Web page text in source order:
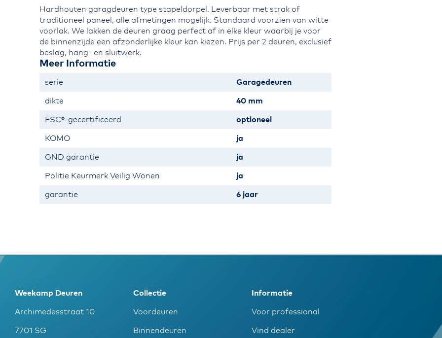
Hardhouten garagdeuren type stapeldorpel. Leverbaar met strak of
traditioneel paneel, alle afmetingen mogelijk. Standaard voorzien van witte
voorlak. We lakken de deuren graag perfect af in elke kleur waarbij je voor
de binnenzijde een afzonderlijke kleur kan kiezen. Prijs per 2 deuren, exclusief
beslag, hang- en sluitwerk.
Meer Informatie
Meer
serie Garagedeuren
dikte 40 mm
FSC®-gecertificeerd optioneel
KOMO ja
GND garantie ja
Politie Keurmerk Veilig Wonen ja
garantie 6 jaar
Weekamp Deuren
Archimedesstraat 10
7701 SG
Collectie
Voordeuren
Binnendeuren
Informatie
Voor professional
Vind dealer